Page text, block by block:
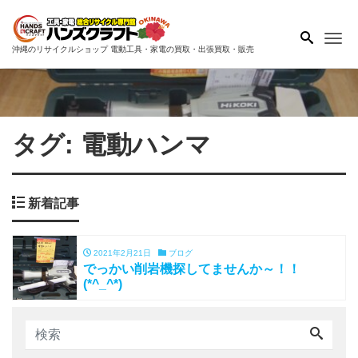
沖縄のリサイクルショップ 電動工具・家電の買取・出張買取・販売
タグ: 電動ハンマ
新着記事
2021年2月21日 ブログ
でっかい削岩機探してませんか～！！
(*^_^*)